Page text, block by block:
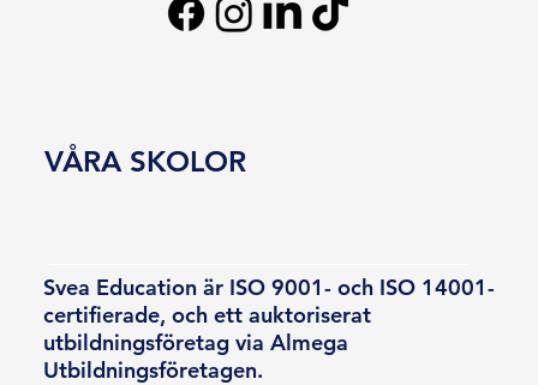
Svea Education är ISO 9001- och ISO 14001-
certifierade, och ett auktoriserat
utbildningsföretag via Almega
Utbildningsföretagen.
VÅRA SKOLOR